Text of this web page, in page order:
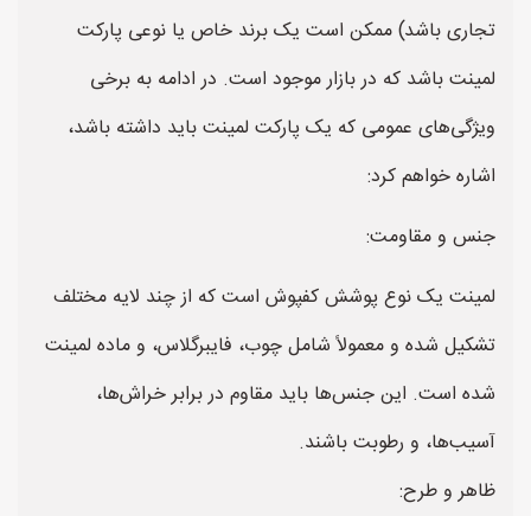
تجاری باشد) ممکن است یک برند خاص یا نوعی پارکت
لمینت باشد که در بازار موجود است. در ادامه به برخی
ویژگی‌های عمومی که یک پارکت لمینت باید داشته باشد،
اشاره خواهم کرد:
جنس و مقاومت:
لمینت یک نوع پوشش کفپوش است که از چند لایه مختلف
تشکیل شده و معمولاً شامل چوب، فایبرگلاس، و ماده لمینت
شده است. این جنس‌ها باید مقاوم در برابر خراش‌ها،
آسیب‌ها، و رطوبت باشند.
ظاهر و طرح: